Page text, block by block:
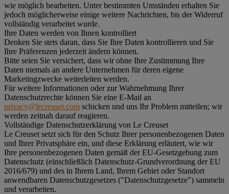
wie möglich bearbeiten. Unter bestimmten Umständen erhalten Sie
jedoch möglicherweise einige weitere Nachrichten, bis der Widerruf
vollständig verarbeitet wurde.
Ihre Daten werden von Ihnen kontrolliert
Denken Sie stets daran, dass Sie Ihre Daten kontrollieren und Sie
Ihre Präferenzen jederzeit ändern können.
Bitte seien Sie versichert, dass wir ohne Ihre Zustimmung Ihre
Daten niemals an andere Unternehmen für deren eigene
Marketingzwecke weiterleiten werden.
Für weitere Informationen oder zur Wahrnehmung Ihrer
Datenschutzrechte können Sie eine E-Mail an
privacy@lecreuset.com schicken und uns Ihr Problem mitteilen; wir
werden zeitnah darauf reagieren.
Vollständige Datenschutzerklärung von Le Creuset
Le Creuset setzt sich für den Schutz Ihrer personenbezogenen Daten
und Ihrer Privatsphäre ein, und diese Erklärung erläutert, wie wir
Ihre personenbezogenen Daten gemäß der EU-Gesetzgebung zum
Datenschutz (einschließlich Datenschutz-Grundverordnung der EU
2016/679) und des in Ihrem Land, Ihrem Gebiet oder Standort
anwendbaren Datenschutzgesetzes ("Datenschutzgesetze") sammeln
und verarbeiten.